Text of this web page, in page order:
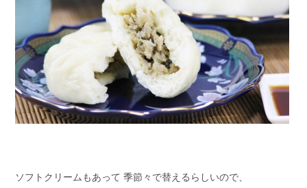
ソフトクリームもあって 季節々で替えるらしいので、